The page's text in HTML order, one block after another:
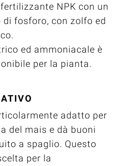
NPK con un
fosforo, con zolfo ed
ed ammoniacale è
per la pianta.
adatto per
del mais e dà buoni
a spaglio. Questo
per la